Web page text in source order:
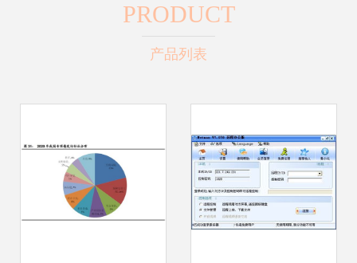
PRODUCT
产品列表